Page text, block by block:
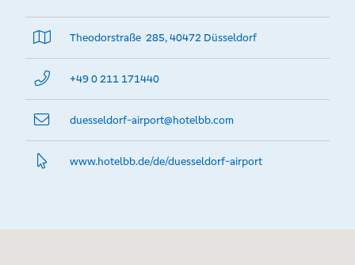
Theodorstraße 285, 40472 Düsseldorf
+49 0 211 171440
duesseldorf-airport@­hotelbb.com
www.­hotelbb.­de/de/duesseldorf-airport